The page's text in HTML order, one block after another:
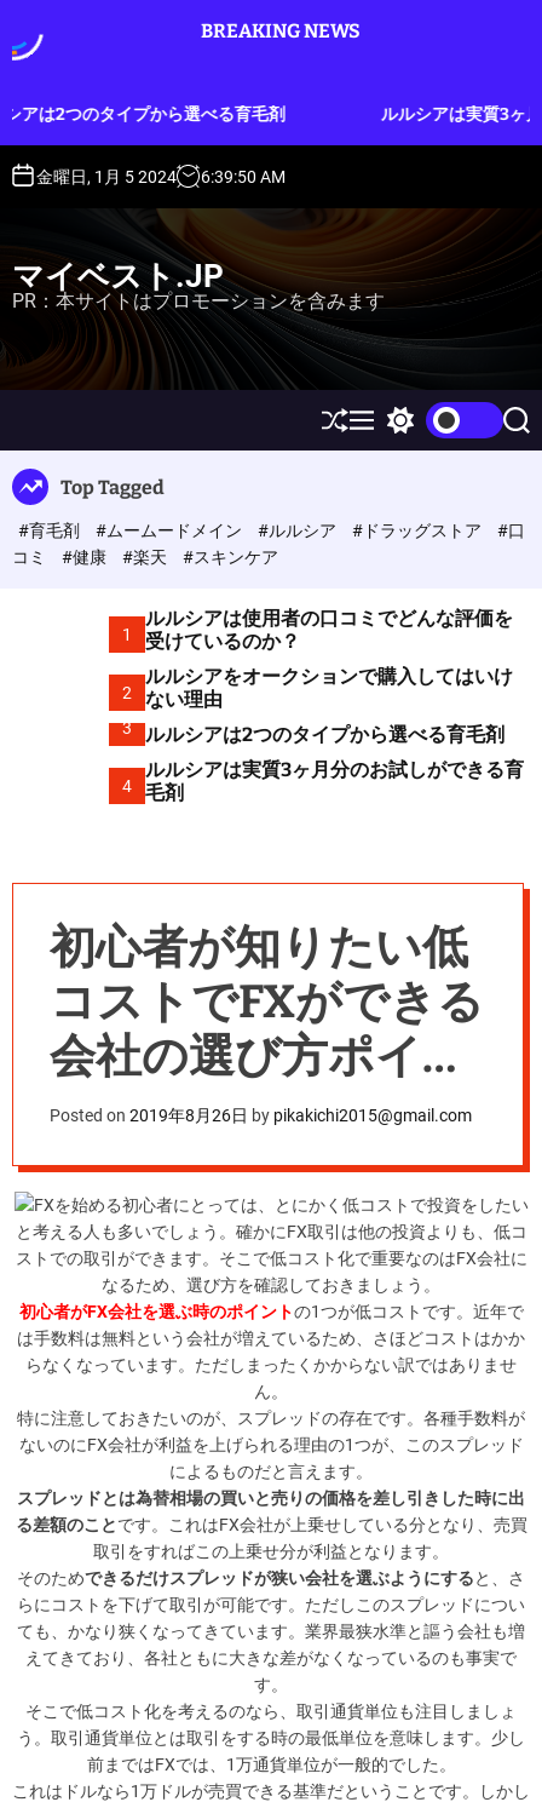
o
BREAKING NEWS
ら選べる育毛剤 ルルシアは実質3ヶ月分のお試しができ
金曜日, 1月 5 2024 6:39:51 AM
マイベスト.JP
PR：本サイトはプロモーションを含みます
S
h
e
M
e w
h
o
o
S
e
h
Top Tagged
#育毛剤 #ムームードメイン #ルルシア #ドラッグストア
#口
コミ
#健康 #楽天 #スキンケア
1
ルルシアは使用者の口コミでどんな評価を
受けているのか？
2
ルルシアをオークションで購入してはいけ
ない理由
3 ルルシアは2つのタイプから選べる育毛剤
4
ルルシアは実質3ヶ月分のお試しができる育
毛剤
初心者が知りたい低
コストでFXができる
会社の選び方ポイン
ト
Posted on 2019年8月26日 by pikakichi2015@gmail.com
FXを始める初心者にとっては、とにかく低コストで投資をしたい
と考える人も多いでしょう。確かにFX取引は他の投資よりも、低コ
ストでの取引ができます。そこで低コスト化で重要なのはFX会社に
なるため、選び方を確認しておきましょう。
初心者がFX会社を選ぶ時のポイントの1つが低コストです。近年で
は手数料は無料という会社が増えているため、さほどコストはかか
らなくなっています。ただしまったくかからない訳ではありませ
ん。
特に注意しておきたいのが、
スプレッドの存在です。各種手数料が
ないのにFX会社が利益を上げられる理由の1つが、このスプレッド
によるものだと言えます。
スプレッドとは為替相場の買いと売りの価格を差し引きした時に出
る差額のことです。これはFX会社が上乗せしている分となり、売買
取引をすればこの上乗せ分が利益となります。
そのためできるだけスプレッドが狭い会社を選ぶようにすると、さ
らにコストを下げて取引が可能です。ただしこのスプレッドについ
ても、かなり狭くなってきています。業界最狭水準と謳う会社も増
えてきており、各社ともに大きな差がなくなっているのも事実で
す。
そこで低コスト化を考えるのなら、 取引通貨単位も注目しましょ
う。取引通貨単位とは取引をする時の最低単位を意味します。少し
前まではFXでは、1万通貨単位が一般的でした。
これはドルなら1万ドルが売買できる基準だということです。しかし